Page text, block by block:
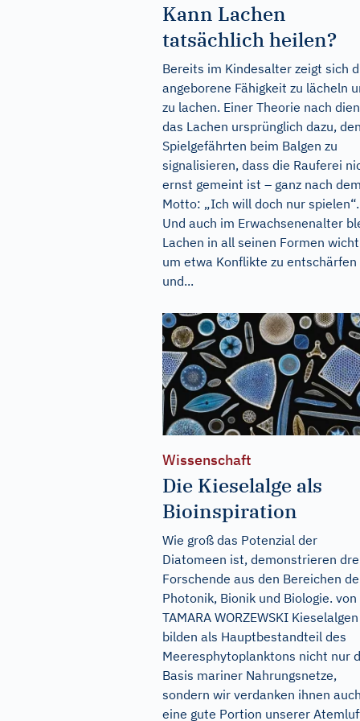
Kann Lachen
tatsächlich heilen?
Bereits im Kindesalter zeigt sich
angeborene Fähigkeit zu lächeln
zu lachen. Einer Theorie nach
das Lachen ursprünglich dazu,
Spielgefährten beim Balgen zu
signalisieren, dass die Rauferei
ernst gemeint ist – ganz nach
Motto: „Ich will doch nur spielen“.
Und auch im Erwachsenenalter
Lachen in all seinen Formen
um etwa Konflikte zu entschärfen
und...
Wissenschaft
Die Kieselalge als
Bioinspiration
Wie groß das Potenzial der
Diatomeen ist, demonstrieren
Forschende aus den Bereichen
Photonik, Bionik und Biologie. von
TAMARA WORZEWSKI Kieselalgen
bilden als Hauptbestandteil des
Meeresphytoplanktons nicht nur
Basis mariner Nahrungsnetze,
sondern wir verdanken ihnen
eine gute Portion unserer